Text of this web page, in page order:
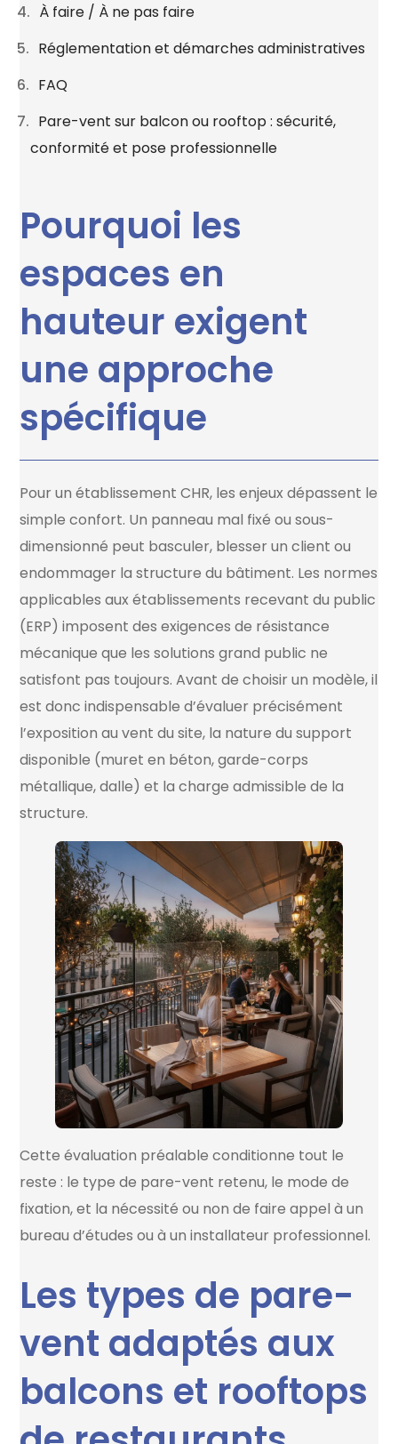
À faire / À ne pas faire
Réglementation et démarches administratives
FAQ
Pare-vent sur balcon ou rooftop : sécurité,
conformité et pose professionnelle
Pourquoi les
espaces en
hauteur exigent
une approche
spécifique
Pour un établissement CHR, les enjeux dépassent le
simple confort. Un panneau mal fixé ou sous-
dimensionné peut basculer, blesser un client ou
endommager la structure du bâtiment. Les normes
applicables aux établissements recevant du public
(ERP) imposent des exigences de résistance
mécanique que les solutions grand public ne
satisfont pas toujours. Avant de choisir un modèle, il
est donc indispensable d’évaluer précisément
l’exposition au vent du site, la nature du support
disponible (muret en béton, garde-corps
métallique, dalle) et la charge admissible de la
structure.
Cette évaluation préalable conditionne tout le
reste : le type de pare-vent retenu, le mode de
fixation, et la nécessité ou non de faire appel à un
bureau d’études ou à un installateur professionnel.
Les types de pare-
vent adaptés aux
balcons et rooftops